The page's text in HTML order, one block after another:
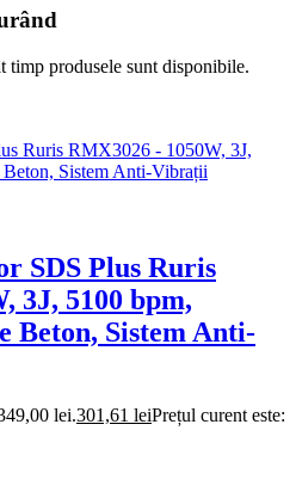
timp produsele sunt disponibile.
SDS Plus Ruris
3J, 5100 bpm,
Sistem Anti-
lei.301,61 leiPrețul curent este: